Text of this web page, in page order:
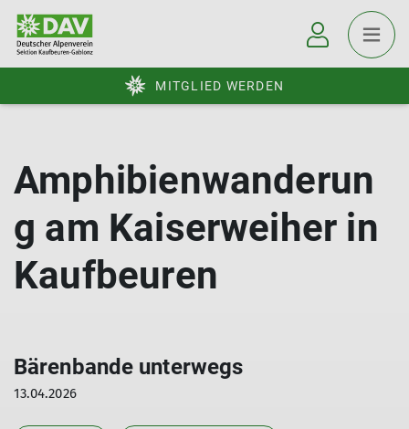
MITGLIED WERDEN
Amphibienwanderun
g am Kaiserweiher in
Kaufbeuren
Bärenbande unterwegs
13.04.2026